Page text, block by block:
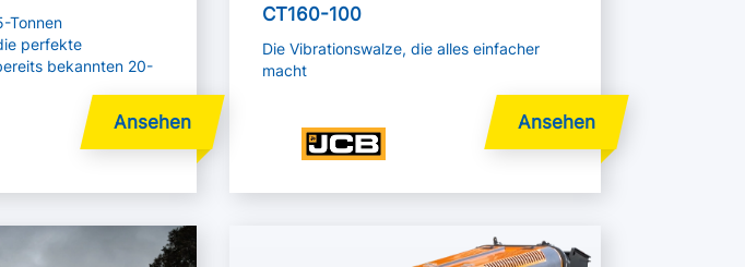
Tonnen
perfekte
bekannten 20-
CT160-100
Die Vibrationswalze, die alles einfacher
macht